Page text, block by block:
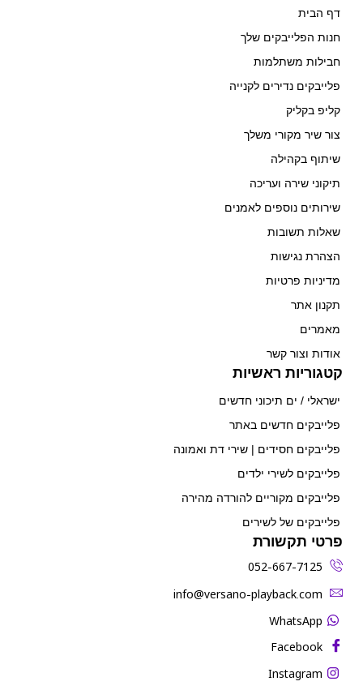
דף הבית
חנות הפלייבקים שלך
חבילות משתלמות
פלייבקים נדירים לקנייה
קליפ בקליק
צור שיר מקורי משלך
שיתוף בקהילה
תיקוני שירה ועריכה
שירותים נוספים לאמנים
שאלות תשובות
הצהרת נגישות
מדיניות פרטיות
תקנון אתר
מאמרים
אודות וצור קשר
קטגוריות ראשיות
ישראלי / ים תיכוני חדשים
פלייבקים חדשים באתר
פלייבקים חסידים | שירי דת ואמונה
פלייבקים לשירי ילדים
פלייבקים מקוריים להורדה מהירה
פלייבקים של לשירים
פרטי תקשורת
052-667-7125
‫info@versano-playback.com‬
WhatsApp
Facebook
Instagram